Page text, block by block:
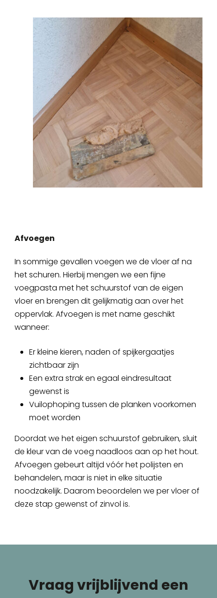
Afvoegen
In sommige gevallen voegen we de vloer af na
het schuren. Hierbij mengen we een fijne
voegpasta met het schuurstof van de eigen
vloer en brengen dit gelijkmatig aan over het
oppervlak. Afvoegen is met name geschikt
wanneer:
Er kleine kieren, naden of spijkergaatjes
zichtbaar zijn
Een extra strak en egaal eindresultaat
gewenst is
Vuilophoping tussen de planken voorkomen
moet worden
Doordat we het eigen schuurstof gebruiken, sluit
de kleur van de voeg naadloos aan op het hout.
Afvoegen gebeurt altijd vóór het polijsten en
behandelen, maar is niet in elke situatie
noodzakelijk. Daarom beoordelen we per vloer of
deze stap gewenst of zinvol is.
Vraag vrijblijvend een